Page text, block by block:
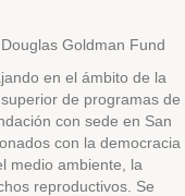
Goldman Fund
en el ámbito de la
de programas de
con sede en San
con la democracia
medio ambiente, la
reproductivos. Se